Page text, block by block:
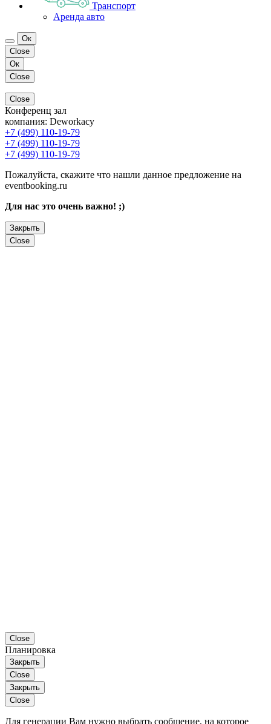
Транспорт
Аренда авто
Ок
Close
Ок
Close
Close
Конференц зал
компания: Deworkacy
+7 (499) 110-19-79
+7 (499) 110-19-79
+7 (499) 110-19-79
Пожалуйста, скажите что нашли данное предложение на
eventbooking.ru
Для нас это очень важно! ;)
Закрыть
Close
Close
Планировка
Закрыть
Close
Закрыть
Close
Для генерации Вам нужно выбрать сообщение, на которое